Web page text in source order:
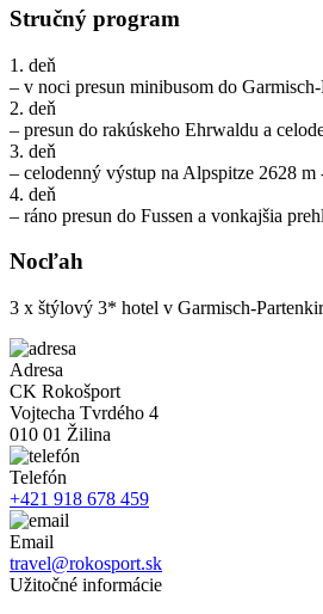
Stručný program
1. deň
– v noci presun minibusom do
2. deň
– presun do rakúskeho Ehrwaldu a
3. deň
– celodenný výstup na Alpspitze 2628
4. deň
– ráno presun do Fussen a vonkajšia
Nocľah
3 x štýlový 3* hotel v Garmisch-
Adresa
CK Rokošport
Vojtecha Tvrdého 4
010 01 Žilina
Telefón
+421 918 678 459
Email
travel@rokosport.sk
Užitočné informácie